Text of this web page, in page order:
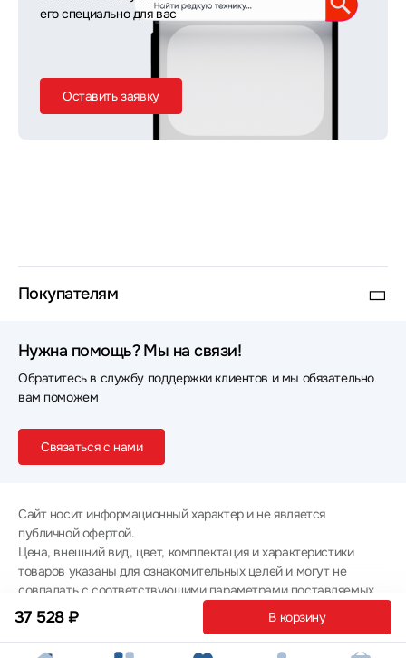
37 528 ₽ В корзину
его специально для вас
Оставить заявку
Покупателям
Нужна помощь? Мы на связи!
Обратитесь в службу поддержки клиентов и мы обязательно
вам поможем
Связаться с нами
Сайт носит информационный характер и не является
публичной офертой.
Цена, внешний вид, цвет, комплектация и характеристики
товаров указаны для ознакомительных целей и могут не
совпадать с соответствующими параметрами поставляемых
товаров - уточняйте информацию у менеджера при
оформлении заказа.
Политика конфиденциальности